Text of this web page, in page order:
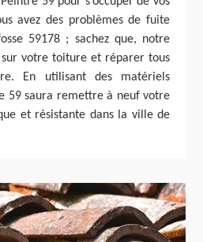
avez des problèmes de fuite
59178 ; sachez que, notre
votre toiture et réparer tous
En utilisant des matériels
59 saura remettre à neuf votre
et résistante dans la ville de